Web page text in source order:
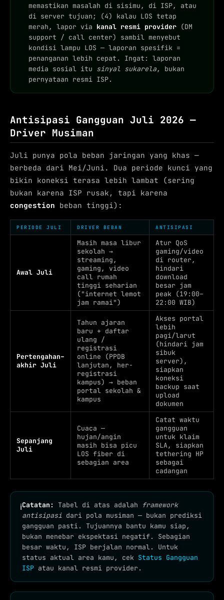
memastikan masalah di sisimu, di ISP, atau
di server tujuan; (4) kalau LOS tetap
merah, lapor via kanal resmi provider (DM
support / call center) sambil menyebut
kondisi lampu LOS — laporan spesifik =
penanganan lebih cepat. Ingat: laporan
media sosial itu sinyal sukarela, bukan
pernyataan resmi ISP.
Antisipasi Gangguan Juli 2026 —
Driver Musiman
Juli punya pola beban jaringan yang khas —
berbeda dari Mei/Juni. Dua periode kunci yang
bikin koneksi terasa lebih lambat (sering
bukan karena ISP rusak, tapi karena
congestion beban tinggi):
PERIODE JULI DRIVER BEBAN ANTISIPASI
Awal Juli
Masih masa libur
sekolah →
streaming,
gaming, video
call rumah
tinggi seharian
("internet lemot
jam ramai")
Atur QoS
gaming/video
di router,
hindari
download
besar jam
peak (19:00–
22:00 WIB)
Pertengahan–
akhir Juli
Tahun ajaran
baru + daftar
ulang /
registrasi
online (PPDB
lanjutan, her-
registrasi
kampus) → beban
portal sekolah &
kampus
Akses portal
lebih
pagi/larut
(hindari jam
sibuk
server),
siapkan
koneksi
backup saat
upload
dokumen
Sepanjang
Juli
Cuaca —
hujan/angin
masih bisa picu
LOS fiber di
sebagian area
Catat waktu
gangguan
untuk klaim
SLA, siapkan
tethering HP
sebagai
cadangan
ℹCatatan: Tabel di atas adalah
framework
antisipasi dari pola musiman — bukan prediksi
gangguan pasti. Tujuannya bantu kamu siap,
bukan menebar ekspektasi negatif. Sebagian
besar waktu, ISP berjalan normal. Untuk
status aktual area kamu, cek Status Gangguan
ISP atau kanal resmi provider.